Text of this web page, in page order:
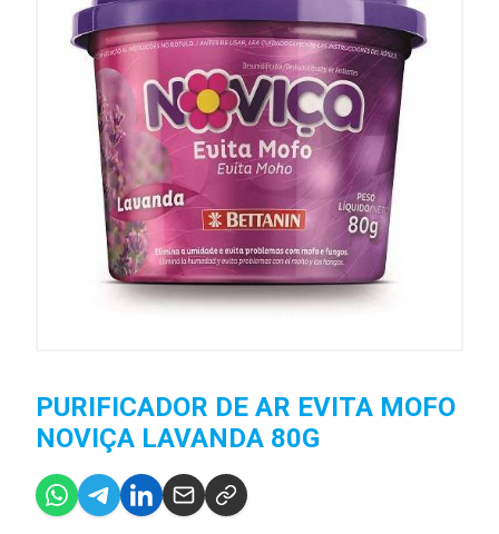
PURIFICADOR DE AR EVITA MOFO
NOVIÇA LAVANDA 80G